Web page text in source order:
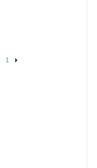
1